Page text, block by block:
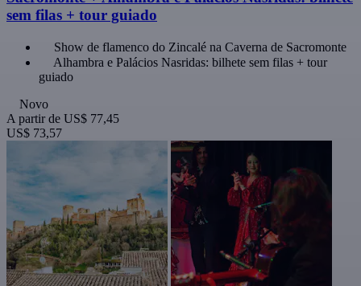
sem filas + tour guiado
Show de flamenco do Zincalé na Caverna de Sacromonte
Alhambra e Palácios Nasridas: bilhete sem filas + tour
guiado
Novo
A partir de US$ 77,45
US$ 73,57